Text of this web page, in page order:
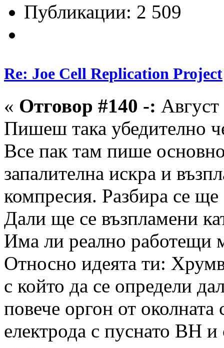
Публикации: 2 509
Re: Joe Cell Replication Project
« Отговор #140 -:
Пишеш така убедително
Все пак там пише
запалителна искра и
компресия. Разбира се
Дали ще се възпламени
Има ли реално работещи
Относно идеята ти:
с който да се определи
повече оргон от околната
електрода с пуснато ВН